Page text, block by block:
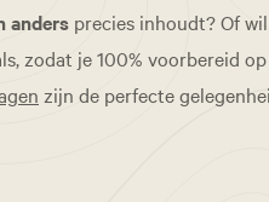
anders precies inhoudt? Of
zodat je 100% voorbereid
zijn de perfecte